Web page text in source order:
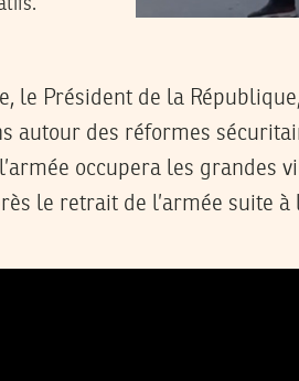
autour des réformes
occupera les grandes
le retrait de l’armée suite à